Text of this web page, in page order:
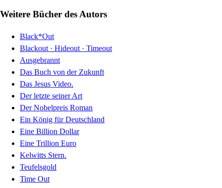
Weitere Bücher des Autors
Black*Out
Blackout · Hideout · Timeout
Ausgebrannt
Das Buch von der Zukunft
Das Jesus Video.
Der letzte seiner Art
Der Nobelpreis Roman
Ein König für Deutschland
Eine Billion Dollar
Eine Trillion Euro
Kelwitts Stern.
Teufelsgold
Time Out